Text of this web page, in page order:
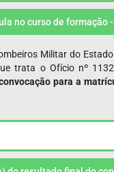
Militar do
trata o Ofício nº
para a
no curso de formação